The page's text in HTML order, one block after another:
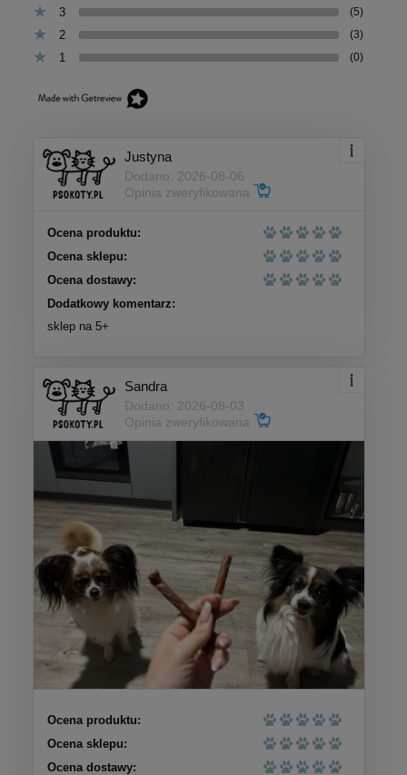
3 (5)
2 (3)
1 (0)
Justyna
Dodano: 2026-08-06
Opinia zweryfikowana
Ocena produktu:
Ocena sklepu:
Ocena dostawy:
Dodatkowy komentarz:
sklep na 5+
Sandra
Dodano: 2026-08-03
Opinia zweryfikowana
Ocena produktu:
Ocena sklepu:
Ocena dostawy: